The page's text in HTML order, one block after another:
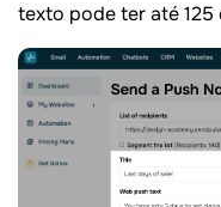
texto pode ter até 125